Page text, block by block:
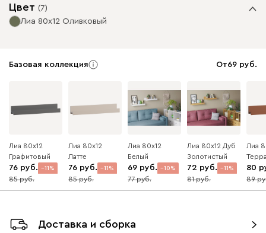
Цвет (7)
Лиа 80x12 Оливковый
Базовая коллекция От69
Лиа 80x12
Графитовый
76 11
85
Лиа 80x12
Латте
76 11
85
Лиа 80x12
Белый
69 10
77
Лиа 80x12 Дуб
Золотистый
72 11
81
Лиа
80
89
Доставка и сборка